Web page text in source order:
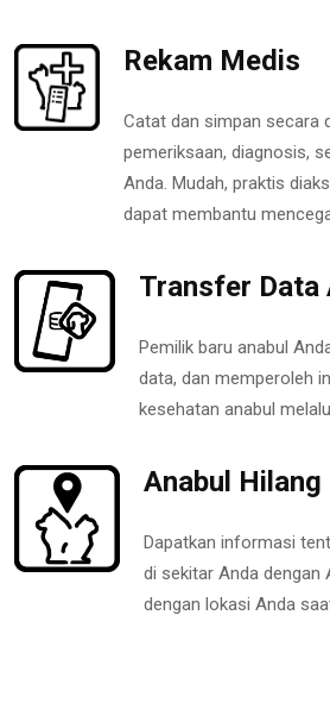
Rekam Medis
Catat dan simpan secara
pemeriksaan, diagnosis,
Anda. Mudah, praktis
dapat membantu
Transfer Data
Pemilik baru anabul
data, dan memperoleh
kesehatan anabul
Anabul
Dapatkan informasi
di sekitar Anda dengan
dengan lokasi Anda